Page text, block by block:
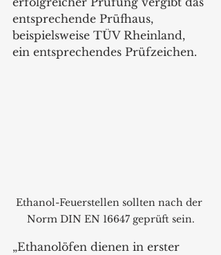
entsprechende Prüfhaus,
beispielsweise TÜV Rheinland,
ein entsprechendes Prüfzeichen.
Ethanol-Feuerstellen sollten nach der
Norm DIN EN 16647 geprüft sein.
„Ethanolöfen dienen in erster